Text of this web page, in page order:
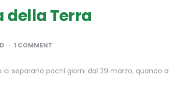
della Terra
1 COMMENT
separano pochi giorni dal 29 marzo, quando